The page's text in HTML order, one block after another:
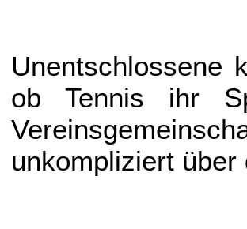
Unentschlossene
ob Tennis ihr
unkompliziert